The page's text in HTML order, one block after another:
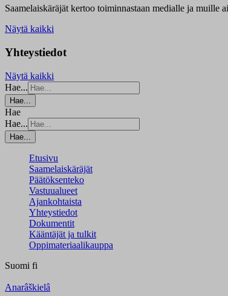
Saamelaiskäräjät kertoo toiminnastaan medialle ja muille
Näytä kaikki
Yhteystiedot
Näytä kaikki
Hae...
Hae...
Hae
Hae...
Hae...
Etusivu
Saamelaiskäräjät
Päätöksenteko
Vastuualueet
Ajankohtaista
Yhteystiedot
Dokumentit
Kääntäjät ja tulkit
Oppimateriaalikauppa
Suomi fi
Anarâškielâ